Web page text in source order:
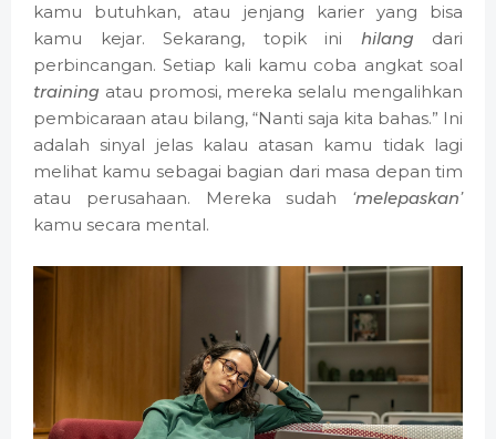
kamu butuhkan, atau jenjang karier yang bisa
kamu kejar. Sekarang, topik ini hilang dari
perbincangan. Setiap kali kamu coba angkat soal
training atau promosi, mereka selalu mengalihkan
pembicaraan atau bilang, “Nanti saja kita bahas.” Ini
adalah sinyal jelas kalau atasan kamu tidak lagi
melihat kamu sebagai bagian dari masa depan tim
atau perusahaan. Mereka sudah ‘melepaskan’
kamu secara mental.